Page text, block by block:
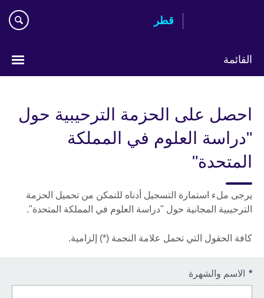
قطر
القائمة
احصل على الحزمة الترحيبية حول
"دراسة العلوم في المملكة
المتحدة"
يرجى ملء استمارة التسجيل أدناه للتمكن من تحميل الحزمة
الترحيبية المجانية حول "دراسة العلوم في المملكة المتحدة".
كافة الحقول التي تحمل علامة النجمة (*) إلزامية.
* الاسم والشهرة